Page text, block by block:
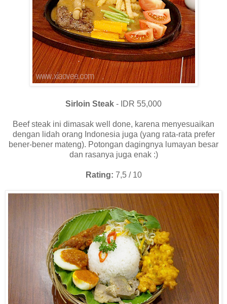
Sirloin Steak - IDR 55,000
Beef steak ini dimasak well done, karena menyesuaikan
dengan lidah orang Indonesia juga (yang rata-rata prefer
bener-bener mateng). Potongan dagingnya lumayan besar
dan rasanya juga enak :)
Rating: 7,5 / 10